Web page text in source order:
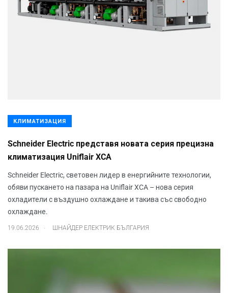
КЛИМАТИЗАЦИЯ
Schneider Electric представя новата серия прецизна
климатизация Uniflair XCA
Schneider Electric, световен лидер в енергийните технологии,
обяви пускането на пазара на Uniflair XCA – нова серия
охладители с въздушно охлаждане и такива със свободно
охлаждане.
19.06.2026 . ШНАЙДЕР ЕЛЕКТРИК БЪЛГАРИЯ